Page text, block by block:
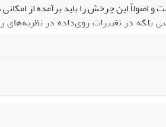
و اصولاً این چرخش را باید برآمده از
بلکه در تغییرات روی‌داده در نظریه‌های
گسست آرام از ایده استقلال و
مؤلفه‌های فرهنگی؛ و فرآیند خوانش
اهداف کلان روایت‌شناسی را از
فرهنگ و مطالعات ذهن را نیز به